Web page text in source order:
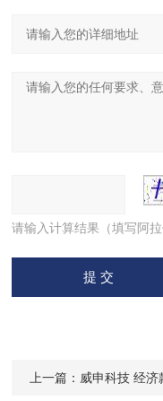
请输入计算结果（填写阿
上一篇： 威申科技 经济